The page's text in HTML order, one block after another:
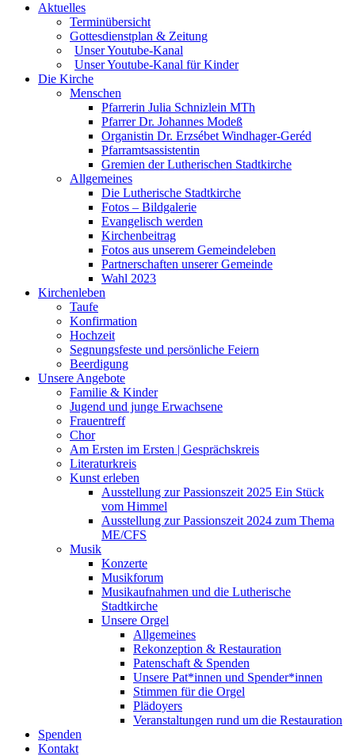
Aktuelles
Terminübersicht
Gottesdienstplan & Zeitung
Unser Youtube-Kanal
Unser Youtube-Kanal für Kinder
Die Kirche
Menschen
Pfarrerin Julia Schnizlein MTh
Pfarrer Dr. Johannes Modeß
Organistin Dr. Erzsébet Windhager-Geréd
Pfarramtsassistentin
Gremien der Lutherischen Stadtkirche
Allgemeines
Die Lutherische Stadtkirche
Fotos – Bildgalerie
Evangelisch werden
Kirchenbeitrag
Fotos aus unserem Gemeindeleben
Partnerschaften unserer Gemeinde
Wahl 2023
Kirchenleben
Taufe
Konfirmation
Hochzeit
Segnungsfeste und persönliche Feiern
Beerdigung
Unsere Angebote
Familie & Kinder
Jugend und junge Erwachsene
Frauentreff
Chor
Am Ersten im Ersten | Gesprächskreis
Literaturkreis
Kunst erleben
Ausstellung zur Passionszeit 2025 Ein Stück
vom Himmel
Ausstellung zur Passionszeit 2024 zum Thema
ME/CFS
Musik
Konzerte
Musikforum
Musikaufnahmen und die Lutherische
Stadtkirche
Unsere Orgel
Allgemeines
Rekonzeption & Restauration
Patenschaft & Spenden
Unsere Pat*innen und Spender*innen
Stimmen für die Orgel
Plädoyers
Veranstaltungen rund um die Restauration
Spenden
Kontakt